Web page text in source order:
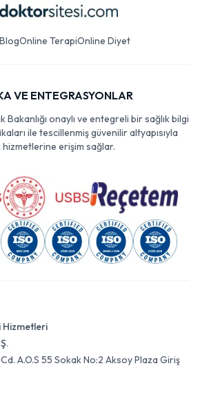
Online TerapiOnline Diyet
VE ENTEGRASYONLAR
onaylı ve entegreli bir sağlık bilgi
ile tescillenmiş güvenilir altyapısıyla
hizmetlerine erişim sağlar.
Hizmetleri
A.O.S 55 Sokak No:2 Aksoy Plaza Giriş